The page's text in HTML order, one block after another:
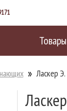
Товары
Ласкер